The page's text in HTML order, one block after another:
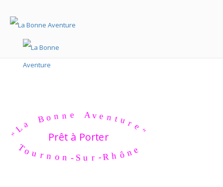
"
La B o n n e A v e n t u r e "
Prêt à Porter
To u r n o n - S u r -Rh ô ne